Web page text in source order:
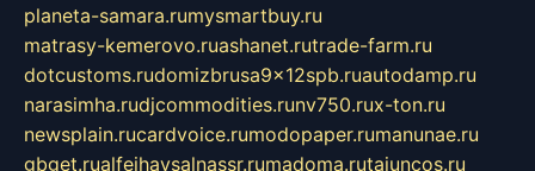
planeta-samara.rumysmartbuy.ru
matrasy-kemerovo.ruashanet.rutrade-farm.ru
dotcustoms.rudomizbrusa9x12spb.ruautodamp.ru
narasimha.rudjcommodities.runv750.rux-ton.ru
newsplain.rucardvoice.rumodopaper.rumanunae.ru
gbget.rualfeihavsalnassr.rumadoma.rutajuncos.ru